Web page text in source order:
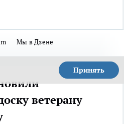
Мы в Дзене
Принять
ветерану